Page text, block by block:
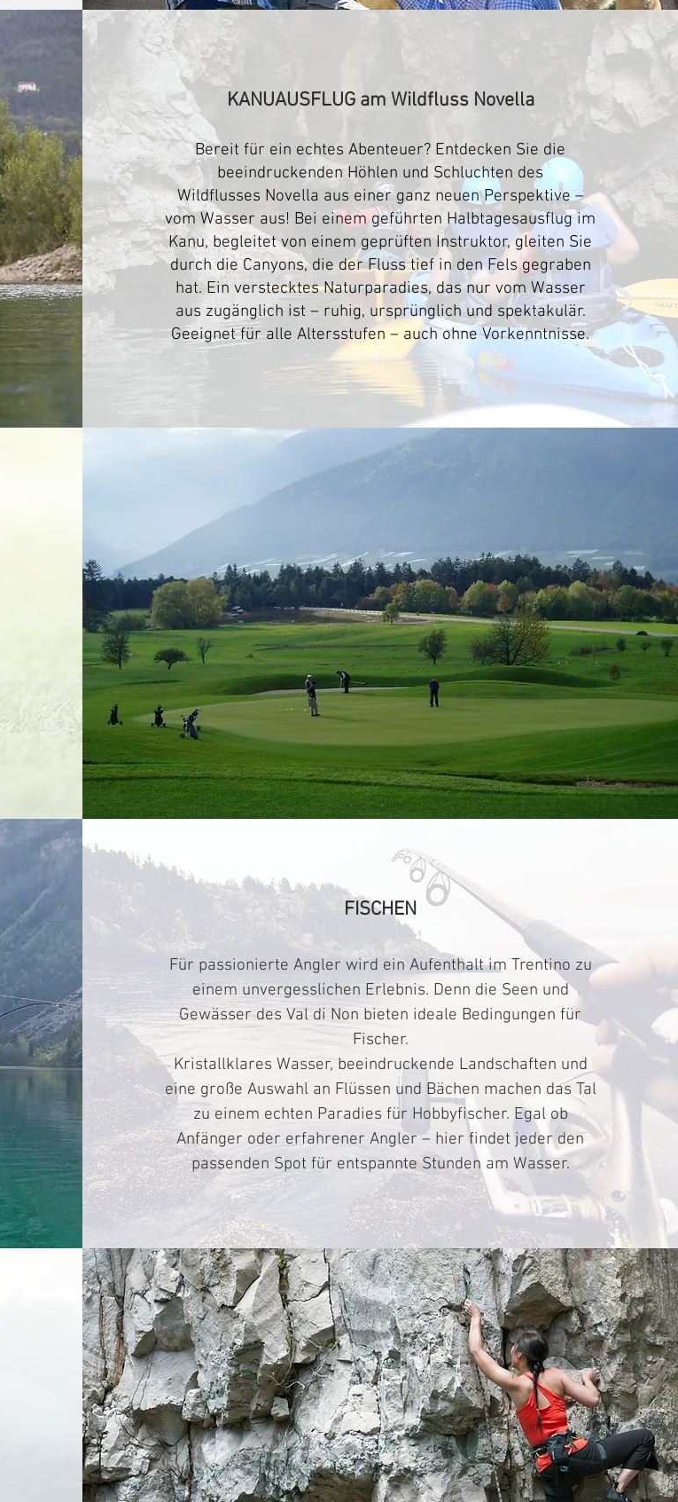
KANUAUSFLUG am Wildfluss Novella
Bereit für ein echtes Abenteuer? Entdecken Sie die
beeindruckenden Höhlen und Schluchten des
Wildflusses Novella aus einer ganz neuen Perspektive –
vom Wasser aus! Bei einem geführten Halbtagesausflug im
Kanu, begleitet von einem geprüften Instruktor, gleiten Sie
durch die Canyons, die der Fluss tief in den Fels gegraben
hat. Ein verstecktes Naturparadies, das nur vom Wasser
aus zugänglich ist – ruhig, ursprünglich und spektakulär.
Geeignet für alle Altersstufen – auch ohne Vorkenntnisse.
FISCHEN
Für passionierte Angler wird ein Aufenthalt im Trentino zu
einem unvergesslichen Erlebnis. Denn die Seen und
Gewässer des Val di Non bieten ideale Bedingungen für
Fischer.
Kristallklares Wasser, beeindruckende Landschaften und
eine große Auswahl an Flüssen und Bächen machen das Tal
zu einem echten Paradies für Hobbyfischer. Egal ob
Anfänger oder erfahrener Angler – hier findet jeder den
passenden Spot für entspannte Stunden am Wasser.